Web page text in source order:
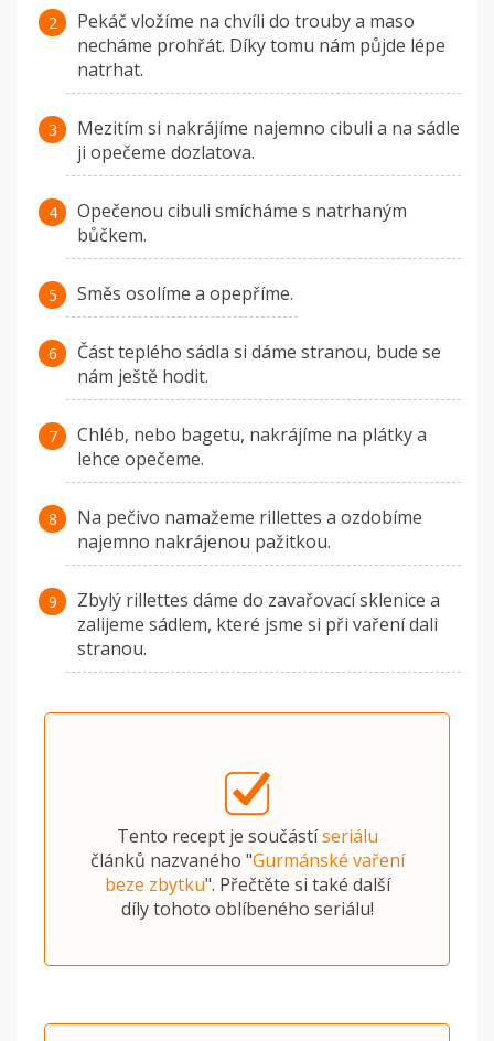
Pekáč vložíme na chvíli do trouby a maso
necháme prohřát. Díky tomu nám půjde lépe
natrhat.
Mezitím si nakrájíme najemno cibuli a na sádle
ji opečeme dozlatova.
Opečenou cibuli smícháme s natrhaným
bůčkem.
Směs osolíme a opepříme.
Část teplého sádla si dáme stranou, bude se
nám ještě hodit.
Chléb, nebo bagetu, nakrájíme na plátky a
lehce opečeme.
Na pečivo namažeme rillettes a ozdobíme
najemno nakrájenou pažitkou.
Zbylý rillettes dáme do zavařovací sklenice a
zalijeme sádlem, které jsme si při vaření dali
stranou.
Tento recept je součástíseriálu
článků nazvaného "Gurmánské vaření
beze zbytku". Přečtěte si také další
díly tohoto oblíbeného seriálu!